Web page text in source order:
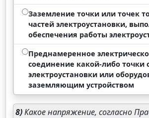
Заземление точки или точек
частей электроустановки,
обеспечения работы
Преднамеренное
соединение какой-либо точки
электроустановки или
заземляющим устройством
8)Какое напряжение, согласно